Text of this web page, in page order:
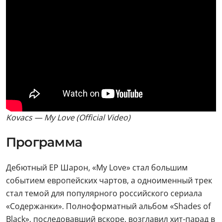
Kovacs — My Love (Official Video)
Программа
Дебютный EP Шарон, «My Love» стал большим
событием европейских чартов, а одноименный трек
стал темой для популярного российского сериала
«Содержанки». Полноформатный альбом «Shades of
Black», последовавший вскоре, возглавил хит-парад в